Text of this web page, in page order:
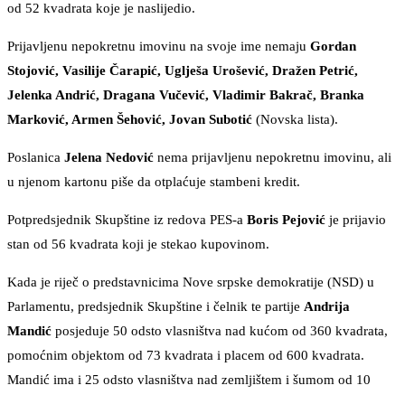
od 52 kvadrata koje je naslijedio.
Prijavljenu nepokretnu imovinu na svoje ime nemaju Gordan
Stojović, Vasilije Čarapić, Uglješa Urošević, Dražen Petrić,
Jelenka Andrić, Dragana Vučević, Vladimir Bakrač, Branka
Marković, Armen Šehović, Jovan Subotić (Novska lista).
Poslanica Jelena Nedović nema prijavljenu nepokretnu imovinu, ali
u njenom kartonu piše da otplaćuje stambeni kredit.
Potpredsjednik Skupštine iz redova PES-a Boris Pejović je prijavio
stan od 56 kvadrata koji je stekao kupovinom.
Kada je riječ o predstavnicima Nove srpske demokratije (NSD) u
Parlamentu, predsjednik Skupštine i čelnik te partije Andrija
Mandić posjeduje 50 odsto vlasništva nad kućom od 360 kvadrata,
pomoćnim objektom od 73 kvadrata i placem od 600 kvadrata.
Mandić ima i 25 odsto vlasništva nad zemljištem i šumom od 10